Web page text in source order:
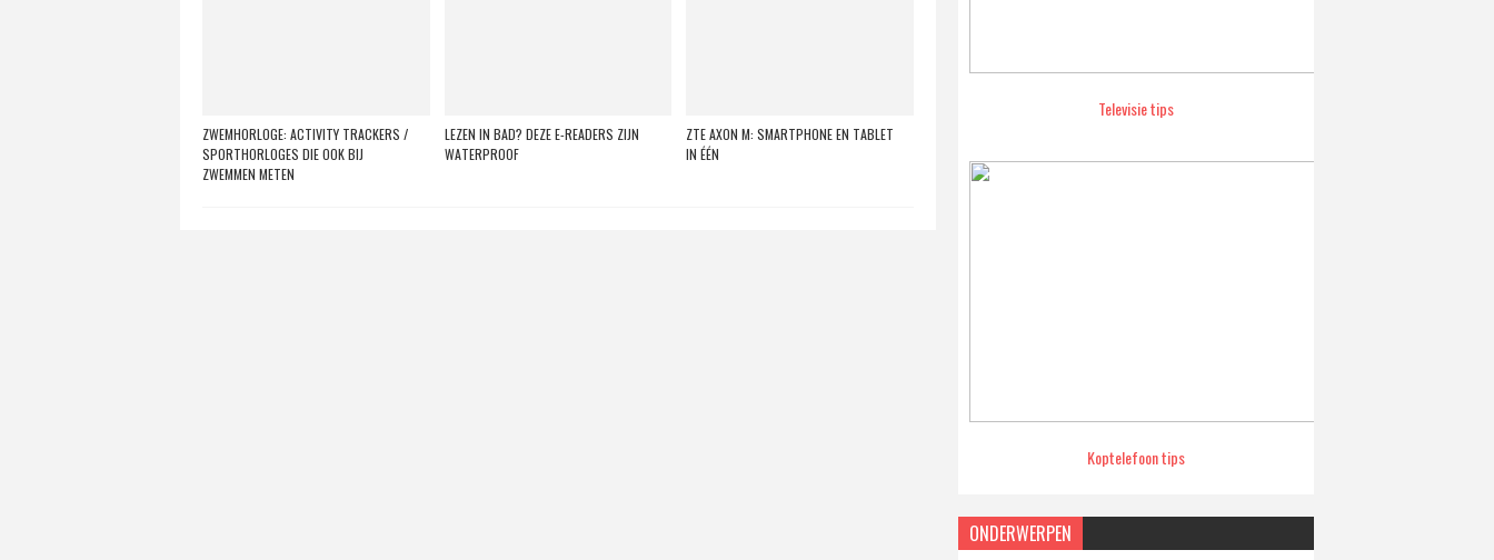
ZWEMHORLOGE: ACTIVITY TRACKERS /
SPORTHORLOGES DIE OOK BIJ
ZWEMMEN METEN
LEZEN IN BAD? DEZE E-READERS ZIJN
WATERPROOF
ZTE AXON M: SMARTPHONE EN TABLET
IN ÉÉN
Televisie tips
Koptelefoon tips
ONDERWERPEN